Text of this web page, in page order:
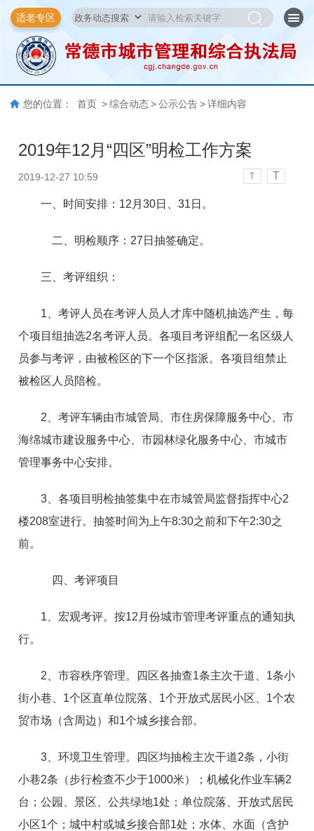
适老专区
您的位置： 首页 > 综合动态 > 公示公告 > 详细内容
2019年12月“四区”明检工作方案
2019-12-27 10:59 T T
一、时间安排：12月30日、31日。
二、明检顺序：27日抽签确定。
三、考评组织：
1、考评人员在考评人员人才库中随机抽选产生，每
个项目组抽选2名考评人员。各项目考评组配一名区级人
员参与考评，由被检区的下一个区指派。各项目组禁止
被检区人员陪检。
2、考评车辆由市城管局、市住房保障服务中心、市
海绵城市建设服务中心、市园林绿化服务中心、市城市
管理事务中心安排。
3、各项目明检抽签集中在市城管局监督指挥中心2
楼208室进行。抽签时间为上午8:30之前和下午2:30之
前。
四、考评项目
1、宏观考评。按12月份城市管理考评重点的通知执
行。
2、市容秩序管理。四区各抽查1条主次干道、1条小
街小巷、1个区直单位院落、1个开放式居民小区、1个农
贸市场（含周边）和1个城乡接合部。
3、环境卫生管理。四区均抽检主次干道2条，小街
小巷2条（步行检查不少于1000米）；机械化作业车辆2
台；公园、景区、公共绿地1处；单位院落、开放式居民
小区1个；城中村或城乡接合部1处；水体、水面（含护